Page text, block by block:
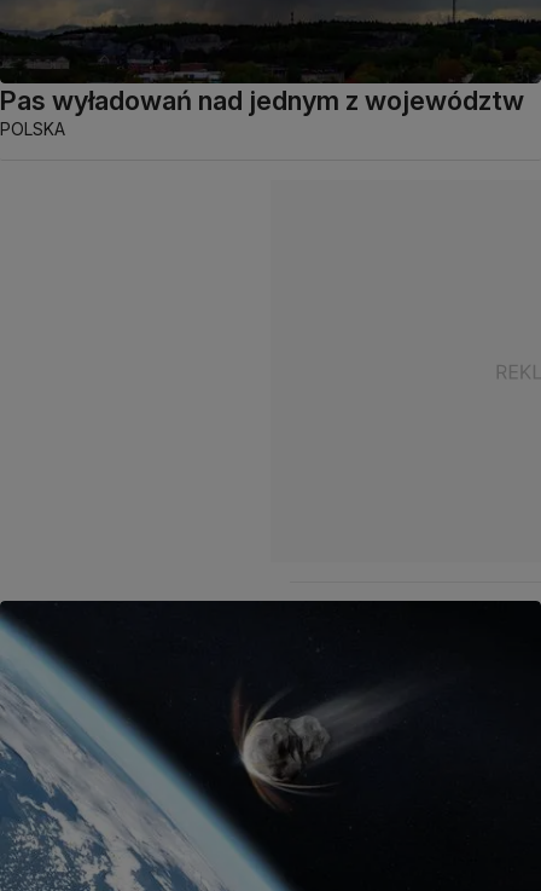
Pas wyładowań nad jednym z województw
POLSKA